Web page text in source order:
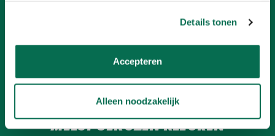
Details tonen
Accepteren
Alleen noodzakelijk
Sikkens
Wijzonol
Pienter
MEEST GEKOZEN KLEUREN